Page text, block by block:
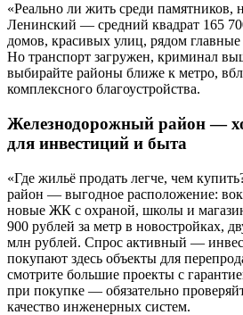
«Реально ли жить среди памятников,
Ленинский — средний квадрат 165
домов, красивых улиц, рядом
Но транспорт загружен, криминал
выбирайте районы ближе к метро,
комплексного благоустройства.
Железнодорожный район —
для инвестиций и быта
«Где жильё продать легче, чем
район — выгодное расположение:
новые ЖК с охраной, школы и
900 рублей за метр в новостройках,
млн рублей. Спрос активный —
покупают здесь объекты для
смотрите большие проекты с
при покупке — обязательно
качество инженерных систем.